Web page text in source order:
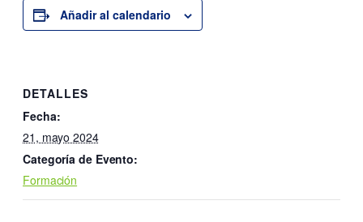
Añadir al calendario
DETALLES
Fecha:
21, mayo 2024
Categoría de Evento:
Formación